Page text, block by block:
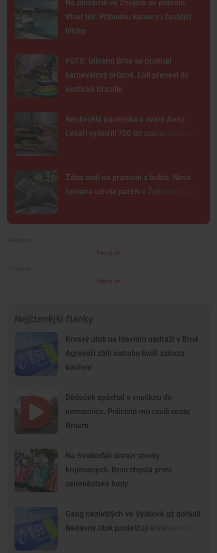
Na plovárně ve Znojmě se popralo
třicet lidí. Přibudou kamery i častější
hlídky
FOTO: Ulicemi Brna se prohnal
karnevalový průvod. Lidi přenesl do
exotické Brazílie
Neobvyklá pacientka u svaté Anny.
Lékaři vyšetřili 700 let starou madonu
Žába sedí na prameni a bublá. Nová
fontána oživila parčík v Žabovřeskách
Premium
Premium
Nejčtenější články
Krvavý útok na hlavním nádraží v Brně.
Agresoři zbili ostrahu kvůli zákazu
kouření
Dědeček spěchal s vnučkou do
nemocnice. Policisté mu razili cestu
Brnem
Na Svoboďák dorazí stovky
krojovaných. Brno chystá první
celoměstské hody
Gang nezletilých ve Vyškově už dořádil.
Nedávný útok prošetřují kriminalisté